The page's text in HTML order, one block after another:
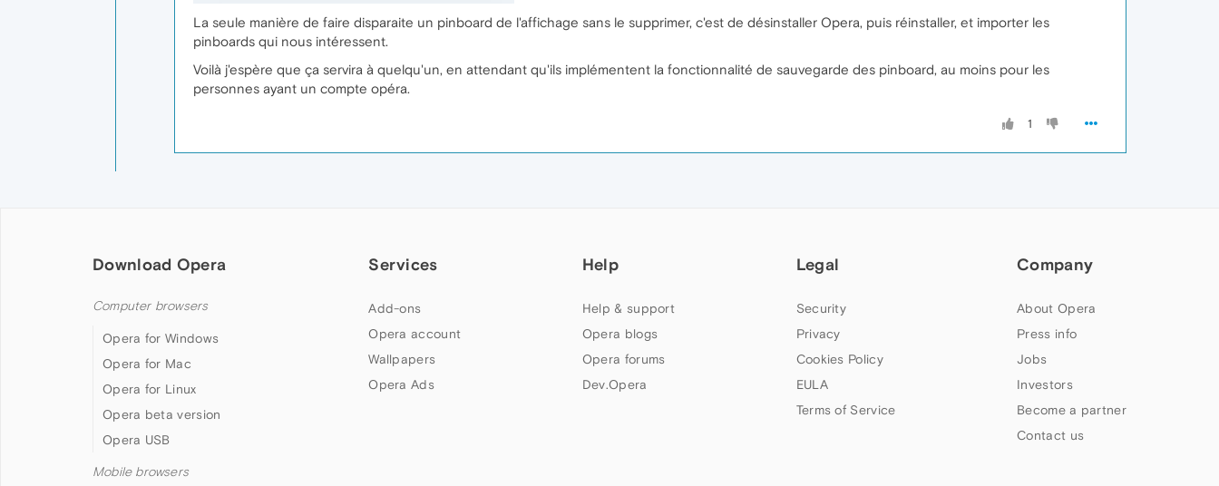
La seule manière de faire disparaite un pinboard de l'affichage sans le supprimer, c'est de désinstaller Opera, puis réinstaller, et importer les
pinboards qui nous intéressent.
Voilà j'espère que ça servira à quelqu'un, en attendant qu'ils implémentent la fonctionnalité de sauvegarde des pinboard, au moins pour les
personnes ayant un compte opéra.
1
Download Opera
Computer browsers
Opera for Windows
Opera for Mac
Opera for Linux
Opera beta version
Opera USB
Mobile browsers
Services
Add-ons
Opera account
Wallpapers
Opera Ads
Help
Help & support
Opera blogs
Opera forums
Dev.Opera
Legal
Security
Privacy
Cookies Policy
EULA
Terms of Service
Company
About Opera
Press info
Jobs
Investors
Become a partner
Contact us